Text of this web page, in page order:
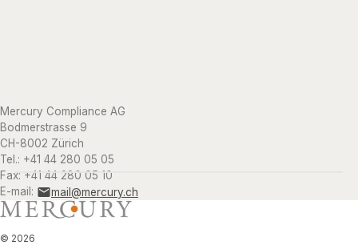
Mercury Compliance AG
Bodmerstrasse 9
CH-8002 Zürich
Tel.: +41 44 280 05 05
Fax: +41 44 280 05 10
E-mail:
mail@mercury.ch
© 2026